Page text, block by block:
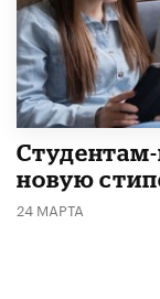
новую
24 МАРТА